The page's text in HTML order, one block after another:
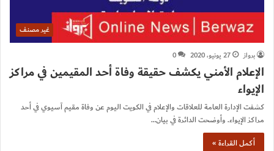
غير مصنف
برواز
27 يونيو، 2020 0
الإعلام الأمني يكشف حقيقة وفاة أحد المقيمين في مراكز
الإيواء
كشفت الإدارة العامة للعلاقات والإعلام في الكويت اليوم عن وفاة مقيم آسيوي في أحد
مراكز الإيواء. وأوضحت الدائرة في بيان…
أكمل القراءة »